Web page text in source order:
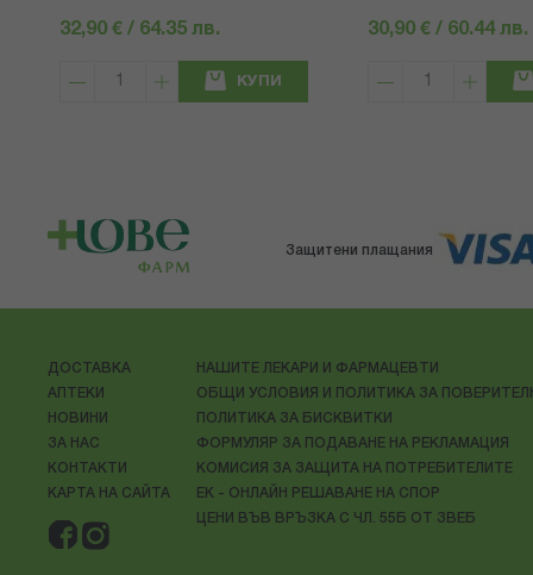
32,90 € / 64.35 лв.
КУПИ
30,90 € / 60.44 лв.
Защитени плащания
ДОСТАВКА
АПТЕКИ
НОВИНИ
ЗА НАС
КОНТАКТИ
КАРТА НА САЙТА
НАШИТЕ ЛЕКАРИ И ФАРМАЦЕВТИ
ОБЩИ УСЛОВИЯ И ПОЛИТИКА ЗА
ПОЛИТИКА ЗА БИСКВИТКИ
ФОРМУЛЯР ЗА ПОДАВАНЕ НА РЕКЛАМАЦИЯ
КОМИСИЯ ЗА ЗАЩИТА НА ПОТРЕБИТЕЛИТЕ
ЕК - ОНЛАЙН РЕШАВАНЕ НА СПОР
ЦЕНИ ВЪВ ВРЪЗКА С ЧЛ. 55Б ОТ ЗВЕБ